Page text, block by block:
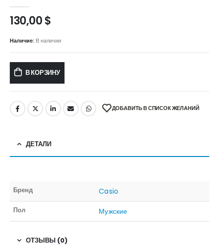
130,00$
Наличие: В наличии
В КОРЗИНУ
ДОБАВИТЬ В СПИСОК ЖЕЛАНИЙ
ДЕТАЛИ
Бренд Casio
Пол Мужские
ОТЗЫВЫ (0)